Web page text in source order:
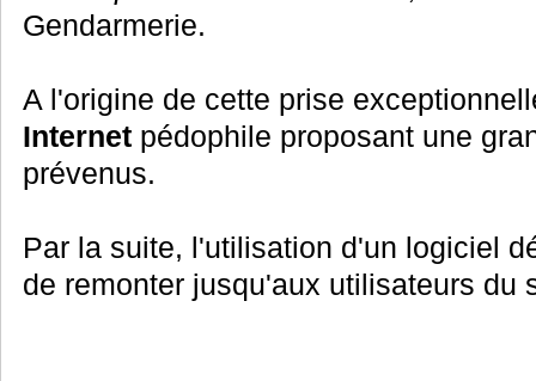
Gendarmerie.
A l'origine de cette prise
Internetpédophile proposant une
prévenus.
Par la suite, l'utilisation d'un logiciel
de remonter jusqu'aux utilisateurs du